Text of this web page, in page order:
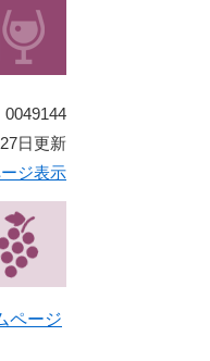
日更新
ジ表示
ページ